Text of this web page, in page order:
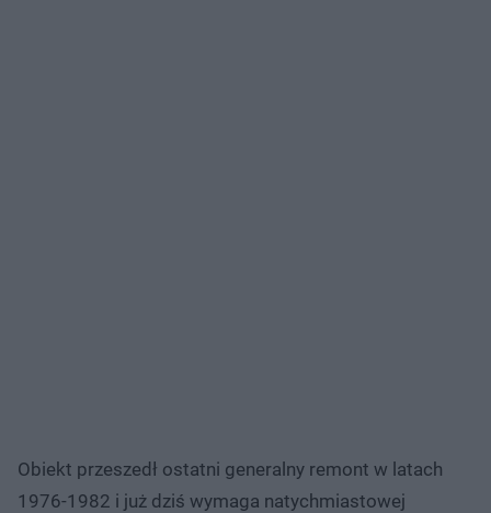
Obiekt przeszedł ostatni generalny remont w latach
1976-1982 i już dziś wymaga natychmiastowej